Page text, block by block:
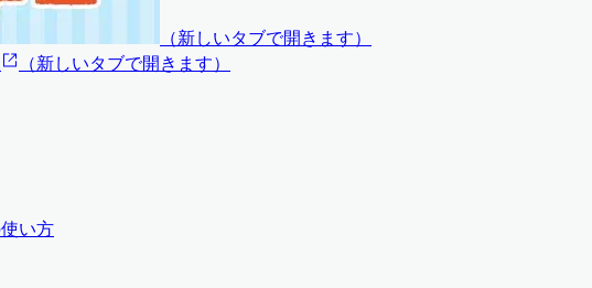
（新しいタブで開きます）
（新しいタブで開きます）
い方